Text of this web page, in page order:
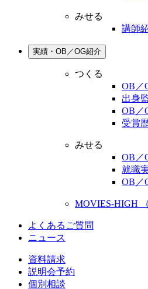
みせる
講師
実績・OB／OG紹介
つくる
OB／
出身
OB／
受賞
みせる
OB／
就職
OB／
MOVIES-HIGH
よくあるご質問
ニュース
資料請求
説明会予約
個別相談